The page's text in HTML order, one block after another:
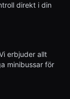
direkt i din
erbjuder allt
minibussar för